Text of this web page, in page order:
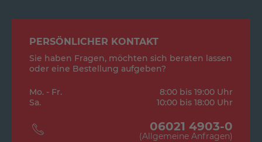
PERSÖNLICHER KONTAKT
Sie haben Fragen, möchten sich beraten lassen
oder eine Bestellung aufgeben?
Mo. - Fr.
8:00 bis 19:00 Uhr
Sa.
10:00 bis 18:00 Uhr
06021 4903-0
(Allgemeine Anfragen)